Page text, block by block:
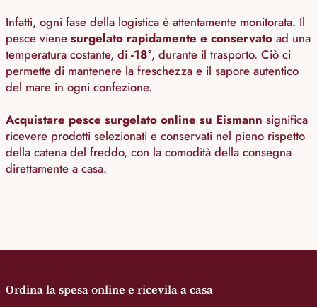
Infatti, ogni fase della logistica è attentamente monitorata. Il
pesce viene surgelato rapidamente e conservato ad una
temperatura costante, di -18°, durante il trasporto. Ciò ci
permette di mantenere la freschezza e il sapore autentico
del mare in ogni confezione.
Acquistare pesce surgelato online su Eismann significa
ricevere prodotti selezionati e conservati nel pieno rispetto
della catena del freddo, con la comodità della consegna
direttamente a casa.
Ordina la spesa online e ricevila a casa